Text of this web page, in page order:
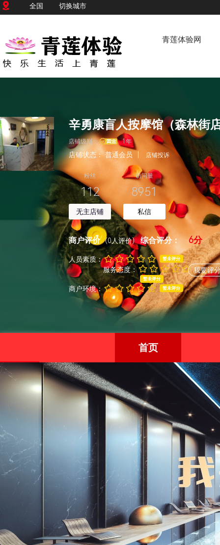
全国 切换城市
青莲体验网
辛勇康盲人按摩馆（森林街
店铺级别： 1年
店铺状态：普通会员 店铺投诉
粉丝
112
无主店铺
访问量
8951
私信
商户评价 (0人评价)综合评分： 6分
人员素质： 暂未评分
服务态度：
暂未评分
商户环境： 暂未评分
我要评
首页